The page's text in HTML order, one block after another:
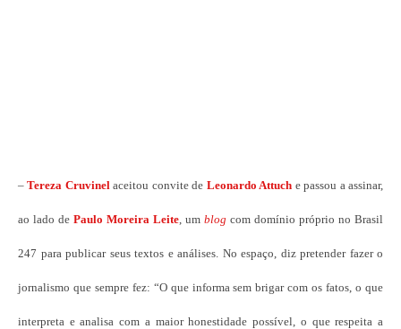
–Tereza Cruvinel aceitou convite de Leonardo Attuch e passou a assinar,
ao lado de Paulo Moreira Leite , um blog com domínio próprio no Brasil
247 para publicar seus textos e análises. No espaço, diz pretender fazer o
jornalismo que sempre fez: “O que informa sem brigar com os fatos, o que
interpreta e analisa com a maior honestidade possível, o que respeita a